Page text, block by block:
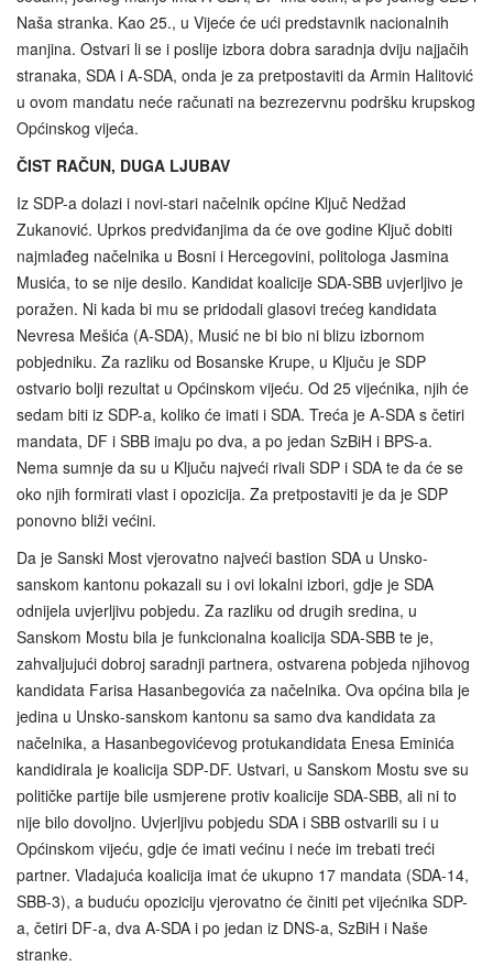
Naša stranka. Kao 25., u Vijeće će ući predstavnik nacionalnih
manjina. Ostvari li se i poslije izbora dobra saradnja dviju najjačih
stranaka, SDA i A-SDA, onda je za pretpostaviti da Armin Halitović
u ovom mandatu neće računati na bezrezervnu podršku krupskog
Općinskog vijeća.
ČIST RAČUN, DUGA LJUBAV
Iz SDP-a dolazi i novi-stari načelnik općine Ključ Nedžad
Zukanović. Uprkos predviđanjima da će ove godine Ključ dobiti
najmlađeg načelnika u Bosni i Hercegovini, politologa Jasmina
Musića, to se nije desilo. Kandidat koalicije SDA‑SBB uvjerljivo je
poražen. Ni kada bi mu se pridodali glasovi trećeg kandidata
Nevresa Mešića (A-SDA), Musić ne bi bio ni blizu izbornom
pobjedniku. Za razliku od Bosanske Krupe, u Ključu je SDP
ostvario bolji rezultat u Općinskom vijeću. Od 25 vijećnika, njih će
sedam biti iz SDP-a, koliko će imati i SDA. Treća je A-SDA s četiri
mandata, DF i SBB imaju po dva, a po jedan SzBiH i BPS-a.
Nema sumnje da su u Ključu najveći rivali SDP i SDA te da će se
oko njih formirati vlast i opozicija. Za pretpostaviti je da je SDP
ponovno bliži većini.
Da je Sanski Most vjerovatno najveći bastion SDA u Unsko-
sanskom kantonu pokazali su i ovi lokalni izbori, gdje je SDA
odnijela uvjerljivu pobjedu. Za razliku od drugih sredina, u
Sanskom Mostu bila je funkcionalna koalicija SDA‑SBB te je,
zahvaljujući dobroj saradnji partnera, ostvarena pobjeda njihovog
kandidata Farisa Hasanbegovića za načelnika. Ova općina bila je
jedina u Unsko-sanskom kantonu sa samo dva kandidata za
načelnika, a Hasanbegovićevog protukandidata Enesa Eminića
kandidirala je koalicija SDP‑DF. Ustvari, u Sanskom Mostu sve su
političke partije bile usmjerene protiv koalicije SDA‑SBB, ali ni to
nije bilo dovoljno. Uvjerljivu pobjedu SDA i SBB ostvarili su i u
Općinskom vijeću, gdje će imati većinu i neće im trebati treći
partner. Vladajuća koalicija imat će ukupno 17 mandata (SDA-14,
SBB-3), a buduću opoziciju vjerovatno će činiti pet vijećnika SDP-
a, četiri DF-a, dva A-SDA i po jedan iz DNS-a, SzBiH i Naše
stranke.